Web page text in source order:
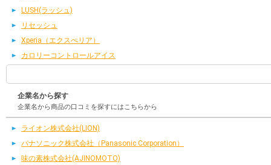
LUSH(ラッシュ)
リセッシュ
Xperia（エクスぺリア）
カロリーコントロールアイス
企業名から探す
企業名から商品の口コミを探すにはこちらから
ライオン株式会社(LION)
パナソニック株式会社（Panasonic Corporation）
味の素株式会社(AJINOMOTO)